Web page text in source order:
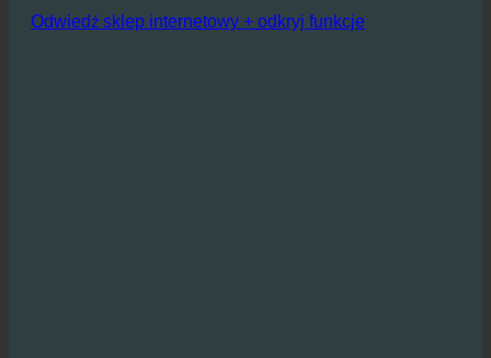
oferują gościom setki, a nawet tysiące
pryszniców dziennie.